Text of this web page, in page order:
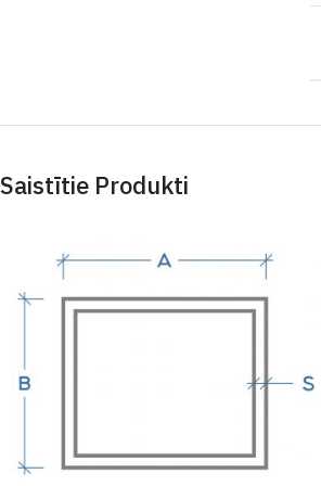
Saistītie Produkti